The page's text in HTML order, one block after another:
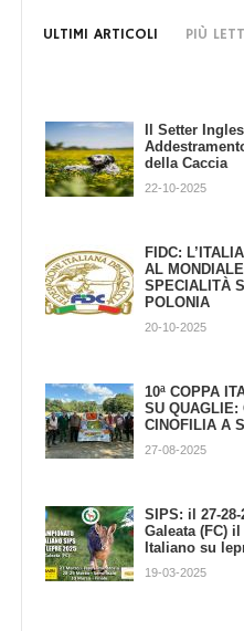
ULTIMI ARTICOLI PIÙ
Il Setter
della Caccia
22-10-2025
FIDC:
AL
SPECIALITÀ
POLONIA
20-10-2025
10ª COPPA
SU QUAGLIE:
CINOFILIA A
27-08-2025
SIPS: il 27-
Galeata (FC)
Italiano su
19-03-2025
Domani a
parla di
21-02-2020
Comandi base
ferma
23-04-2017
24-10-2013
cane da
30-01-2013